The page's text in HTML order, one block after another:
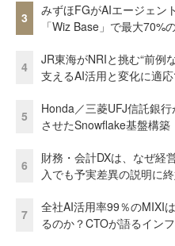
3
みずほFGがAIエージェン
「Wiz Base」で最大70%
4
JR東海がNRIと挑む“前
支えるAI活用と変化に適
5
Honda／三菱UFJ信託銀行
させたSnowflake基盤構築
6
財務・会計DXは、なぜ
入でも予実差異の説明に
7
全社AI活用率99％のMIXI
るのか？CTOが語るイン